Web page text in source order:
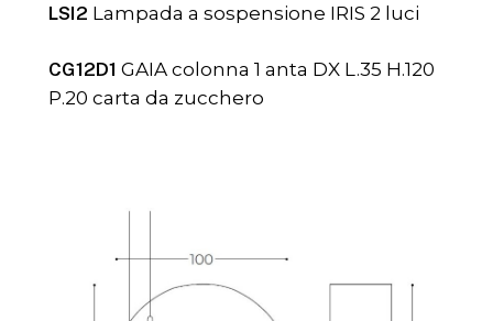
LSI2 Lampada a sospensione IRIS 2 luci
CG12D1 GAIA colonna 1 anta DX L.35 H.120
P.20 carta da zucchero